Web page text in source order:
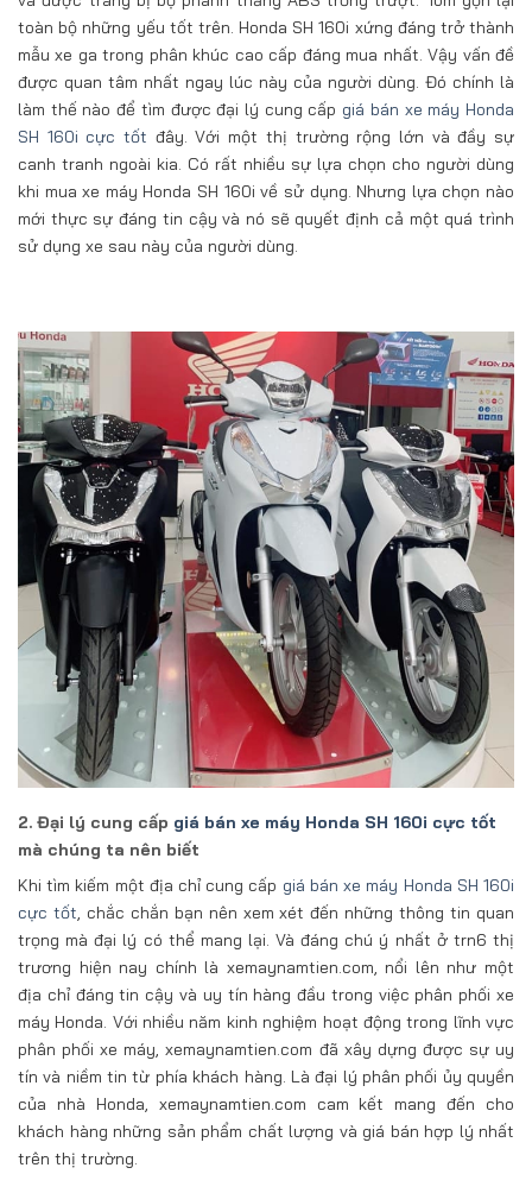
toàn bộ những yếu tốt trên. Honda SH 160i xứng đáng trở thành
mẫu xe ga trong phân khúc cao cấp đáng mua nhất. Vậy vấn đề
được quan tâm nhất ngay lúc này của người dùng. Đó chính là
làm thế nào để tìm được đại lý cung cấp giá bán xe máy Honda
SH 160i cực tốt đây. Với một thị trường rộng lớn và đầy sự
canh tranh ngoài kia. Có rất nhiều sự lựa chọn cho người dùng
khi mua xe máy Honda SH 160i về sử dụng. Nhưng lựa chọn nào
mới thực sự đáng tin cậy và nó sẽ quyết định cả một quá trình
sử dụng xe sau này của người dùng.
2. Đại lý cung cấp giá bán xe máy Honda SH 160i cực tốt
mà chúng ta nên biết
Khi tìm kiếm một địa chỉ cung cấp giá bán xe máy Honda SH 160i
cực tốt, chắc chắn bạn nên xem xét đến những thông tin quan
trọng mà đại lý có thể mang lại. Và đáng chú ý nhất ở trn6 thị
trương hiện nay chính là xemaynamtien.com, nổi lên như một
địa chỉ đáng tin cậy và uy tín hàng đầu trong việc phân phối xe
máy Honda. Với nhiều năm kinh nghiệm hoạt động trong lĩnh vực
phân phối xe máy, xemaynamtien.com đã xây dựng được sự uy
tín và niềm tin từ phía khách hàng. Là đại lý phân phối ủy quyền
của nhà Honda, xemaynamtien.com cam kết mang đến cho
khách hàng những sản phẩm chất lượng và giá bán hợp lý nhất
trên thị trường.